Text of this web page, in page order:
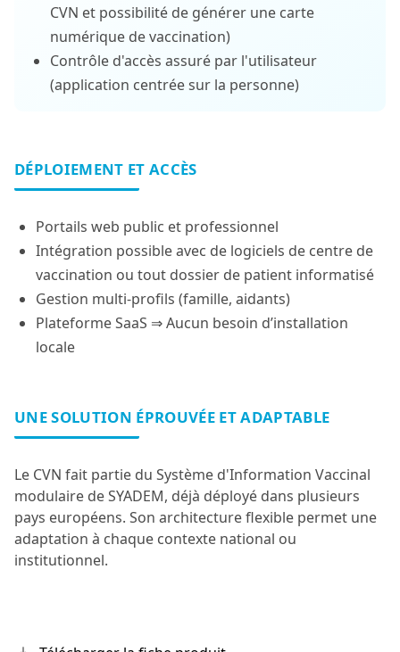
CVN et possibilité de générer une carte
numérique de vaccination)
Contrôle d'accès assuré par l'utilisateur
(application centrée sur la personne)
DÉPLOIEMENT ET ACCÈS
Portails web public et professionnel
Intégration possible avec de logiciels de centre de
vaccination ou tout dossier de patient informatisé
Gestion multi-profils (famille, aidants)
Plateforme SaaS ⇒ Aucun besoin d’installation
locale
UNE SOLUTION ÉPROUVÉE ET ADAPTABLE
Le CVN fait partie du Système d'Information Vaccinal
modulaire de SYADEM, déjà déployé dans plusieurs
pays européens. Son architecture flexible permet une
adaptation à chaque contexte national ou
institutionnel.